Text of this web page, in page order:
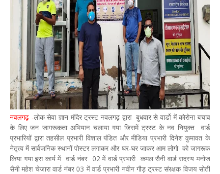
नवलगढ़ -लोक सेवा ज्ञान मंदिर ट्रस्ट नवलगढ़ द्वारा बुधवार से वार्डो में कोरोना बचाव
के लिए जन जागरूकता अभियान चलाया गया जिसमें ट्रस्ट के नव नियुक्त वार्ड
प्रभारियों द्वारा तहसील प्रभारी विशाल पंडित और मीडिया प्रभारी दिनेश कुमावत के
नेतृत्व में सार्वजनिक स्थानों पोस्टर लगाकर और घर-घर जाकर आम लोगो को जागरूक
किया गया इस कार्य में वार्ड नंबर 02 में वार्ड प्रभारी कमल सैनी वार्ड सदस्य मनोज
सैनी महेश चेजारा वार्ड नंबर 03 में वार्ड प्रभारी नवीन गौड़ ट्रस्ट संरक्षक विजय सोती